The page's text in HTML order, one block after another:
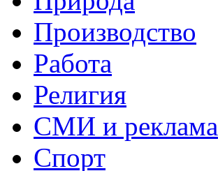
Производство
Работа
Религия
СМИ и реклама
Спорт